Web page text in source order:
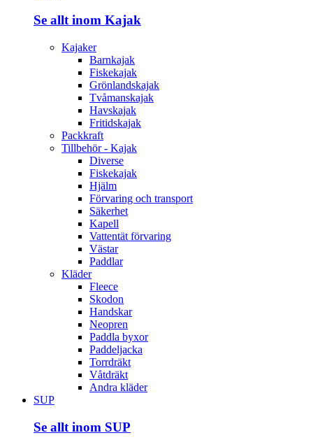
Se allt inom Kajak
Kajaker
Barnkajak
Fiskekajak
Grönlandskajak
Tvåmanskajak
Havskajak
Fritidskajak
Packkraft
Tillbehör - Kajak
Diverse
Fiskekajak
Hjälm
Förvaring och transport
Säkerhet
Kapell
Vattentät förvaring
Västar
Paddlar
Kläder
Fleece
Skodon
Handskar
Neopren
Paddla byxor
Paddeljacka
Torrdräkt
Våtdräkt
Andra kläder
SUP
Se allt inom SUP